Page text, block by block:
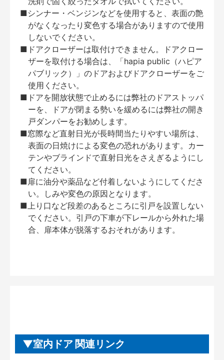
■シンナー・ベンジンなどを使用すると、表面の艶
がなくなったり変色する場合がありますので使用
しないでください。
■ドアクローザーは取付けできません。ドアクロー
ザーを取付ける場合は、「hapia public（ハピア
パブリック）」のドアおよびドアクローザーをご
使用ください。
■ドアを開放状態で止めるには弊社のドアストッパ
ーを、ドアが閉まる勢いを緩めるには弊社の開き
戸ダンパーをお勧めします。
■窓際など直射日光が長時間当たりやすい場所は、
表面の日焼けによる変色の恐れがあります。カー
テンやブラインドで直射日光をさえぎるようにし
てください。
■扉に油分や薬品など付着しないようにしてくださ
い。しみや変色の原因となります。
■上り口など段差のあるところに引戸を設置しない
でください。引戸の下車が下レールから外れた場
合、扉本体が脱落するおそれがあります。
室内ドア 関連リンク